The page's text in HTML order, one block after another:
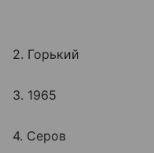
2. Горький
3. 1965
4. Серов